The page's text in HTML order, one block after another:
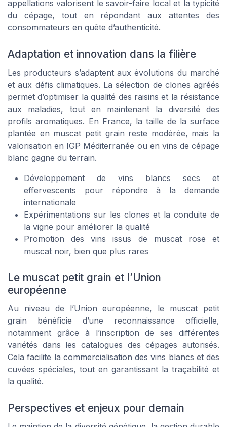
appellations valorisent le savoir-faire local et la typicité
du cépage, tout en répondant aux attentes des
consommateurs en quête d’authenticité.
Adaptation et innovation dans la filière
Les producteurs s’adaptent aux évolutions du marché
et aux défis climatiques. La sélection de clones agréés
permet d’optimiser la qualité des raisins et la résistance
aux maladies, tout en maintenant la diversité des
profils aromatiques. En France, la taille de la surface
plantée en muscat petit grain reste modérée, mais la
valorisation en IGP Méditerranée ou en vins de cépage
blanc gagne du terrain.
Développement de vins blancs secs et
effervescents pour répondre à la demande
internationale
Expérimentations sur les clones et la conduite de
la vigne pour améliorer la qualité
Promotion des vins issus de muscat rose et
muscat noir, bien que plus rares
Le muscat petit grain et l’Union
européenne
Au niveau de l’Union européenne, le muscat petit
grain bénéficie d’une reconnaissance officielle,
notamment grâce à l’inscription de ses différentes
variétés dans les catalogues des cépages autorisés.
Cela facilite la commercialisation des vins blancs et des
cuvées spéciales, tout en garantissant la traçabilité et
la qualité.
Perspectives et enjeux pour demain